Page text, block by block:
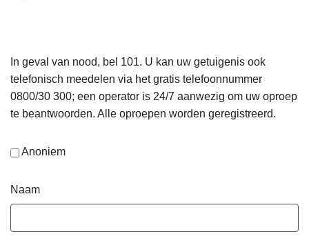
In geval van nood, bel 101. U kan uw getuigenis ook
telefonisch meedelen via het gratis telefoonnummer
0800/30 300; een operator is 24/7 aanwezig om uw oproep
te beantwoorden. Alle oproepen worden geregistreerd.
Anoniem
Naam